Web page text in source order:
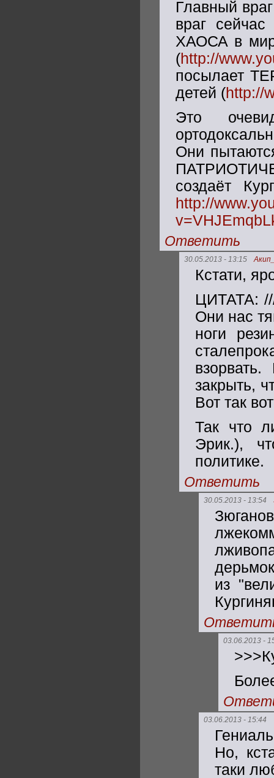
Главный
враг
ХАОСА в
(http://
посылает
детей (http://
Это
Они
создаёт
http://
Ответить
30.05.2013 - 13:15
Кстати,
ЦИТАТА:
Они нас
ноги
закрыть,
Вот так
Так что
Эрик.),
политике.
Ответить
30.05.2013 - 13:54
из
03.06.2013 -
03.06.2013 - 15:44
Но,
таки